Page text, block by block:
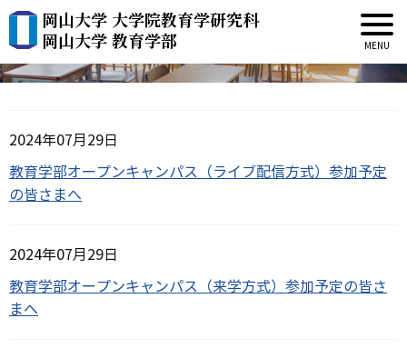
岡山大学 大学院教育学研究科
岡山大学 教育学部
イベント案内の記事一覧
2024年07月29日
教育学部オープンキャンパス（ライブ配信方式）参加予定
の皆さまへ
2024年07月29日
教育学部オープンキャンパス（来学方式）参加予定の皆さ
まへ